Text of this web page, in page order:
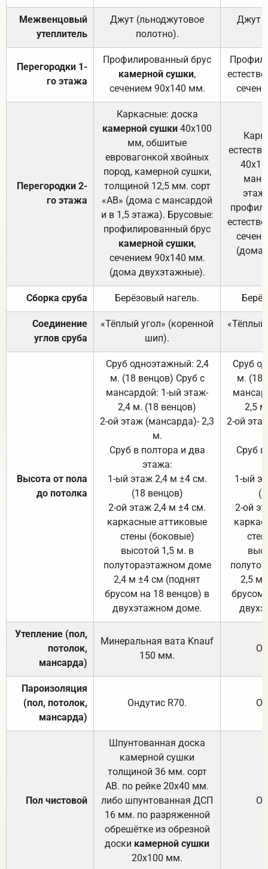
Межвенцовый
утеплитель
Джут (льноджутовое
полотно).
Джут
Перегородки 1-
го этажа
Профилированный брус
камерной сушки,
сечением 90х140 мм.
Перегородки 2-
го этажа
Каркасные: доска
камерной сушки 40х100
мм, обшитые
евровагонкой хвойных
пород, камерной сушки,
толщиной 12,5 мм. сорт
«АВ» (дома с мансардой
и в 1,5 этажа). Брусовые:
профилированный брус
камерной сушки,
сечением 90х140 мм.
(дома двухэтажные).
(дома
Сборка сруба Берёзовый нагель.
Соединение
углов сруба
«Тёплый угол» (коренной
шип).
«Тёплый
Высота от пола
до потолка
Сруб одноэтажный: 2,4
м. (18 венцов) Сруб с
мансардой: 1-ый этаж-
2,4 м. (18 венцов)
2-ой этаж (мансарда)- 2,3
м.
Сруб в полтора и два
этажа:
1-ый этаж 2,4 м ±4 см.
(18 венцов)
2-ой этаж 2,4 м ±4 см.
каркасные аттиковые
стены (боковые)
высотой 1,5 м. в
полутораэтажном доме
2,4 м ±4 см (поднят
брусом на 18 венцов) в
двухэтажном доме.
Сруб
м. (18
2,5
2-ой
Сруб
1-ый
2-ой
2,5 м
брусом
Утепление (пол,
потолок,
мансарда)
Минеральная вата Knauf
150 мм.
Пароизоляция
(пол, потолок,
мансарда)
Ондутис R70.
Пол чистовой
Шпунтованная доска
камерной сушки
толщиной 36 мм. сорт
АВ. по рейке 20х40 мм.
либо шпунтованная ДСП
16 мм. по разряженной
обрешётке из обрезной
доски камерной сушки
20х100 мм.